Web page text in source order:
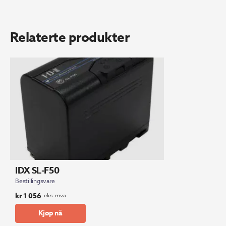
Relaterte produkter
IDX SL-F50
Bestillingsvare
kr1 056 eks. mva.
Kjøp nå